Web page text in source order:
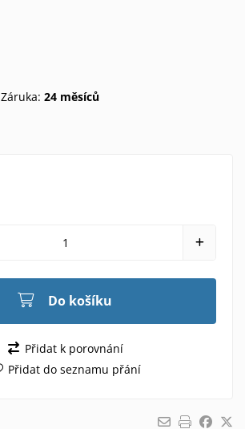
Záruka:24 měsíců
Do košíku
Přidat k porovnání
Přidat do seznamu přání